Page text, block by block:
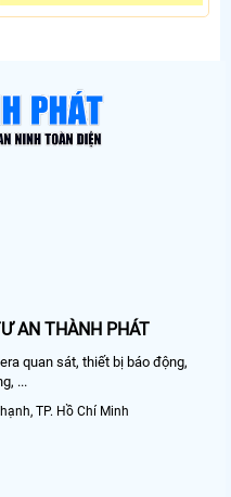
AN THÀNH PHÁT
quan sát, thiết bị báo động,
...
TP. Hồ Chí Minh